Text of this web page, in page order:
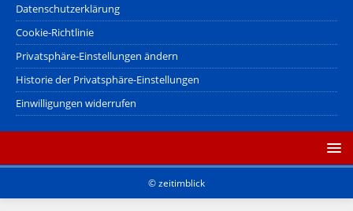
Datenschutzerklärung
Cookie-Richtlinie
Privatsphäre-Einstellungen ändern
Historie der Privatsphäre-Einstellungen
Einwilligungen widerrufen
© zeitimblick